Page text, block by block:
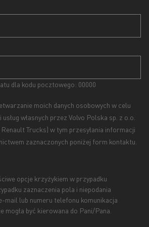
dla kodu pocztowego: 00000
moich danych osobowych w celu
własnych przez Volvo Polska sp. z o.o.
Trucks) w tym przesyłania informacji
zaznaczonych poniżej form kontaktu.
opcje krzyżykiem w przypadku
zaznaczenia pola i niepodania
mail lub numeru telefonu komunikacja
mogła być kierowana do Pani/Pana.